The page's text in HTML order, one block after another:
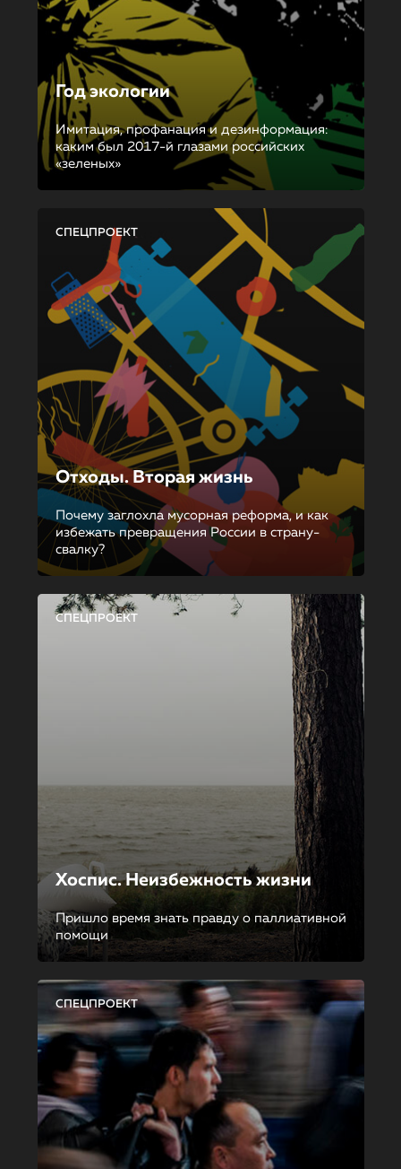
Год экологии
Имитация, профанация и дезинформация:
каким был 2017-й глазами российских
«зеленых»
СПЕЦПРОЕКТ
Отходы. Вторая жизнь
Почему заглохла мусорная реформа, и как
избежать превращения России в страну-
свалку?
СПЕЦПРОЕКТ
Хоспис. Неизбежность жизни
Пришло время знать правду о паллиативной
помощи
СПЕЦПРОЕКТ